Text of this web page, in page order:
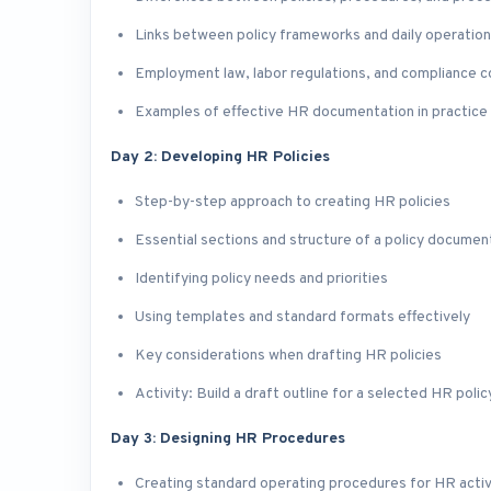
Links between policy frameworks and daily
Employment law, labor regulations, and compliance
Examples of effective HR documentation in practice
Day 2: Developing HR Policies
Step-by-step approach to creating HR policies
Essential sections and structure of a policy
Identifying policy needs and priorities
Using templates and standard formats effectively
Key considerations when drafting HR policies
Activity: Build a draft outline for a selected HR
Day 3: Designing HR Procedures
Creating standard operating procedures for HR